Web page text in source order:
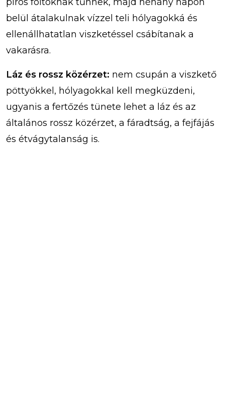
belül átalakulnak vízzel teli hólyagokká és
ellenállhatatlan viszketéssel csábítanak a
vakarásra.
Láz és rossz közérzet: nem csupán a viszkető
pöttyökkel, hólyagokkal kell megküzdeni,
ugyanis a fertőzés tünete lehet a láz és az
általános rossz közérzet, a fáradtság, a fejfájás
és étvágytalanság is.